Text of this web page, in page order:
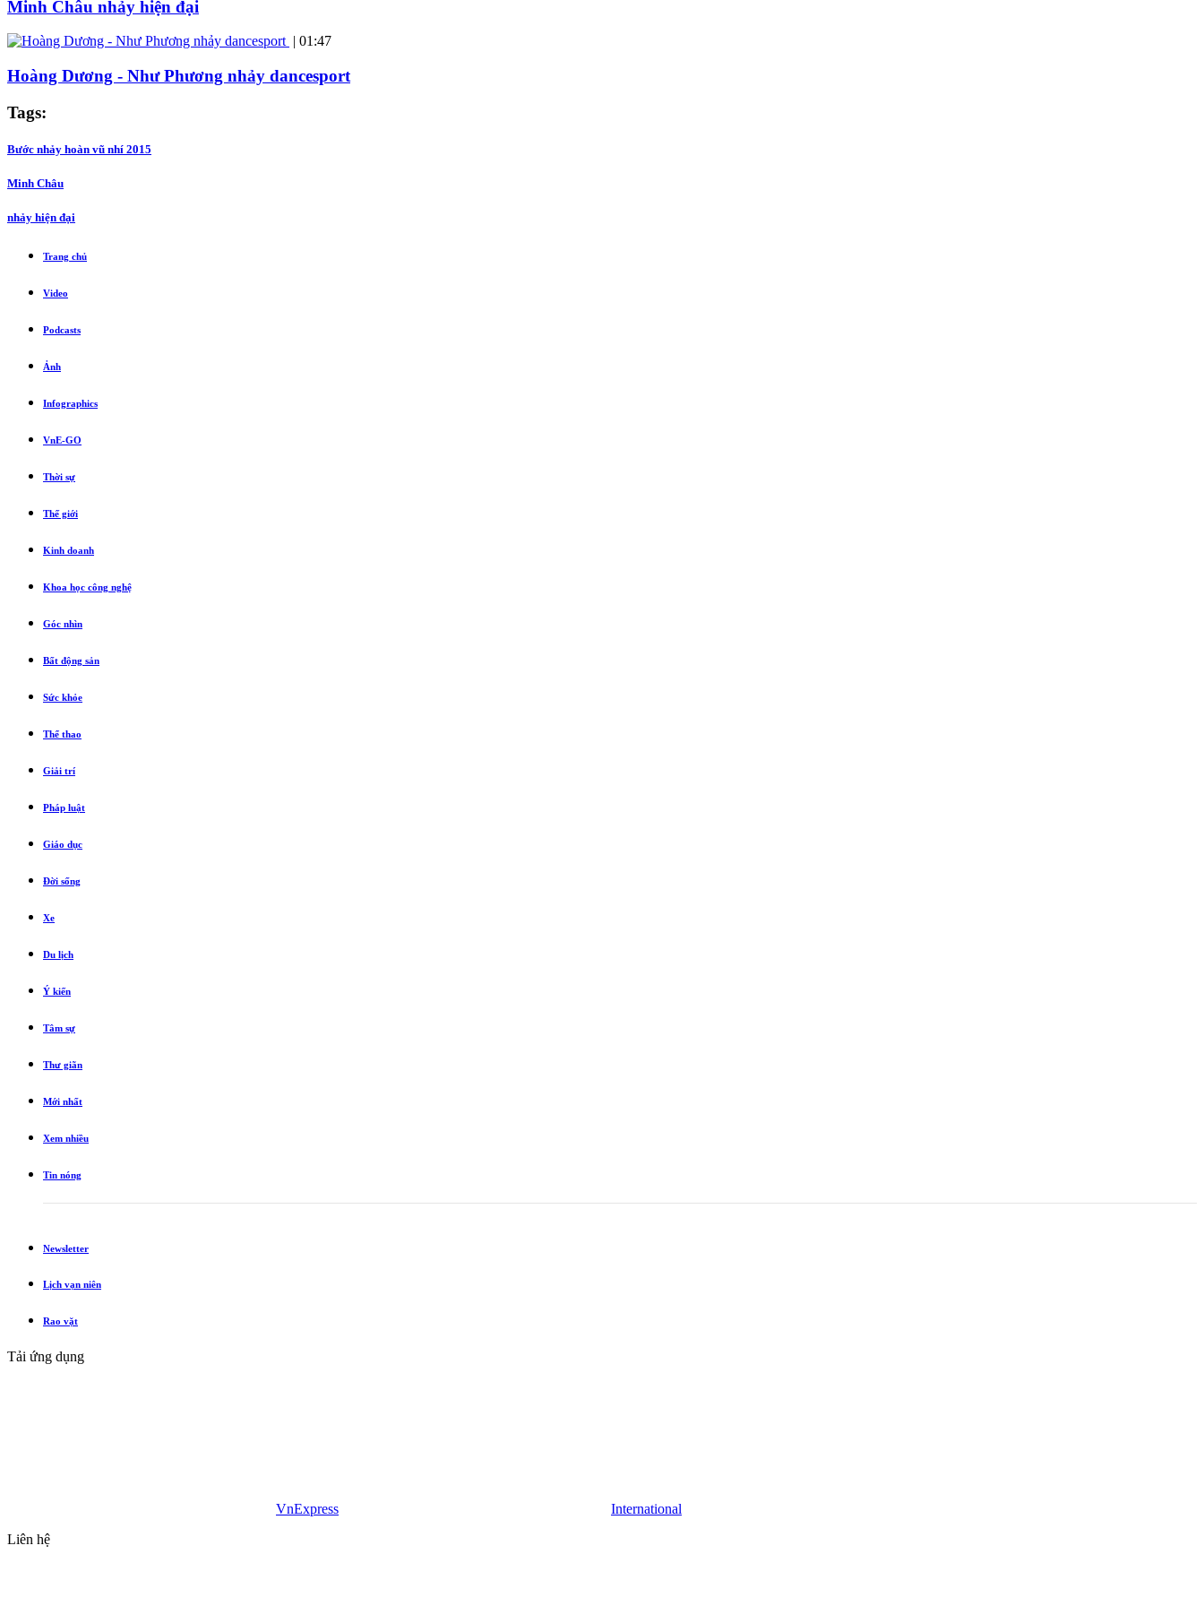
Minh Châu nhảy hiện đại
| 01:47
Hoàng Dương - Như Phương nhảy dancesport
Tags:
Bước nhảy hoàn vũ nhí 2015
Minh Châu
nhảy hiện đại
Trang chủ
Video
Podcasts
Ảnh
Infographics
VnE-GO
Thời sự
Thế giới
Kinh doanh
Khoa học công nghệ
Góc nhìn
Bất động sản
Sức khỏe
Thể thao
Giải trí
Pháp luật
Giáo dục
Đời sống
Xe
Du lịch
Ý kiến
Tâm sự
Thư giãn
Mới nhất
Xem nhiều
Tin nóng
Newsletter
Lịch vạn niên
Rao vặt
Tải ứng dụng
VnExpress
International
Liên hệ